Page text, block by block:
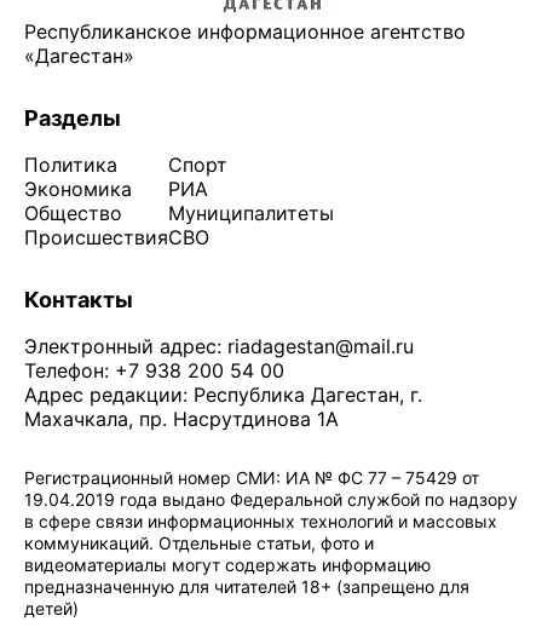
Республиканское информационное агентство
«Дагестан»
Разделы
Политика
Экономика
Общество
Происшествия
Спорт
РИА
Муниципалитеты
СВО
Контакты
Электронный адрес: riadagestan@mail.ru
Телефон: +7 938 200 54 00
Адрес редакции: Республика Дагестан, г.
Махачкала, пр. Насрутдинова 1А
Регистрационный номер СМИ: ИА № ФС 77 – 75429 от
19.04.2019 года выдано Федеральной службой по надзору
в сфере связи информационных технологий и массовых
коммуникаций. Отдельные статьи, фото и
видеоматериалы могут содержать информацию
предназначенную для читателей 18+ (запрещено для
детей)